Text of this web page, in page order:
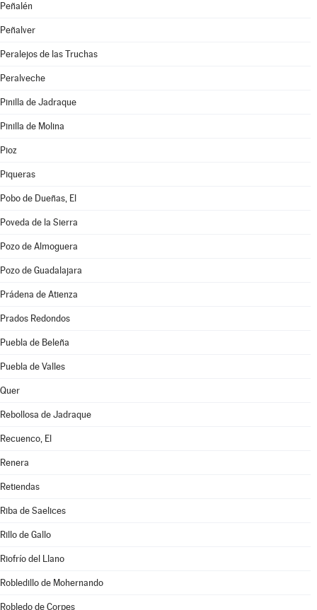
Peñalén
Peñalver
Peralejos de las Truchas
Peralveche
Pinilla de Jadraque
Pinilla de Molina
Pioz
Piqueras
Pobo de Dueñas, El
Poveda de la Sierra
Pozo de Almoguera
Pozo de Guadalajara
Prádena de Atienza
Prados Redondos
Puebla de Beleña
Puebla de Valles
Quer
Rebollosa de Jadraque
Recuenco, El
Renera
Retiendas
Riba de Saelices
Rillo de Gallo
Riofrío del Llano
Robledillo de Mohernando
Robledo de Corpes